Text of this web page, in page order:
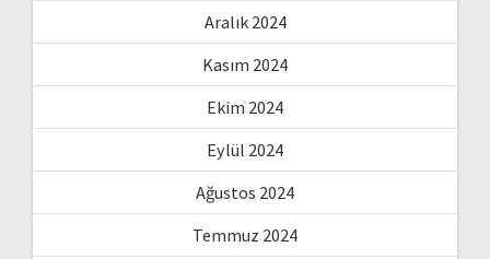
Aralık 2024
Kasım 2024
Ekim 2024
Eylül 2024
Ağustos 2024
Temmuz 2024